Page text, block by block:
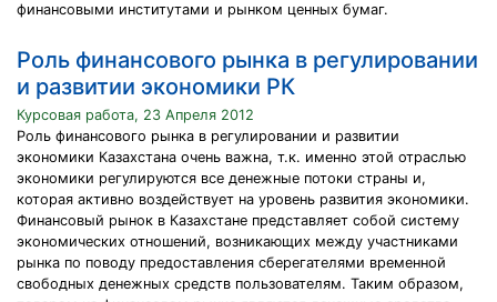
финансовыми институтами и рынком ценных бумаг.
Роль финансового рынка в регулировании
и развитии экономики РК
Курсовая работа, 23 Апреля 2012
Роль финансового рынка в регулировании и развитии
экономики Казахстана очень важна, т.к. именно этой отраслью
экономики регулируются все денежные потоки страны и,
которая активно воздействует на уровень развития экономики.
Финансовый рынок в Казахстане представляет собой систему
экономических отношений, возникающих между участниками
рынка по поводу предоставления сберегателями временной
свободных денежных средств пользователям. Таким образом,